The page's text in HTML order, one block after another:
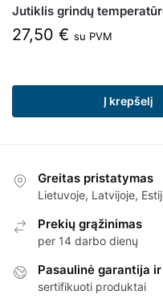
Jutiklis grindų
27,50 € su PVM
Į krepšelį
Greitas pristatymas
Lietuvoje, Latvijoje,
Prekių grąžinimas
per 14 darbo dienų
Pasaulinė garantija ir
sertifikuoti produktai